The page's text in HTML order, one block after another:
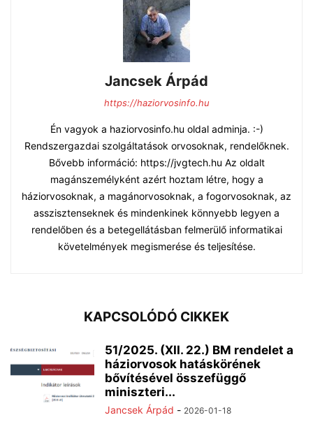
Jancsek Árpád
https://haziorvosinfo.hu
Én vagyok a haziorvosinfo.hu oldal adminja. :-)
Rendszergazdai szolgáltatások orvosoknak, rendelőknek.
Bővebb információ: https://jvgtech.hu Az oldalt
magánszemélyként azért hoztam létre, hogy a
háziorvosoknak, a magánorvosoknak, a fogorvosoknak, az
asszisztenseknek és mindenkinek könnyebb legyen a
rendelőben és a betegellátásban felmerülő informatikai
követelmények megismerése és teljesítése.
KAPCSOLÓDÓ CIKKEK
51/2025. (XII. 22.) BM rendelet a
háziorvosok hatáskörének
bővítésével összefüggő
miniszteri...
Jancsek Árpád - 2026-01-18